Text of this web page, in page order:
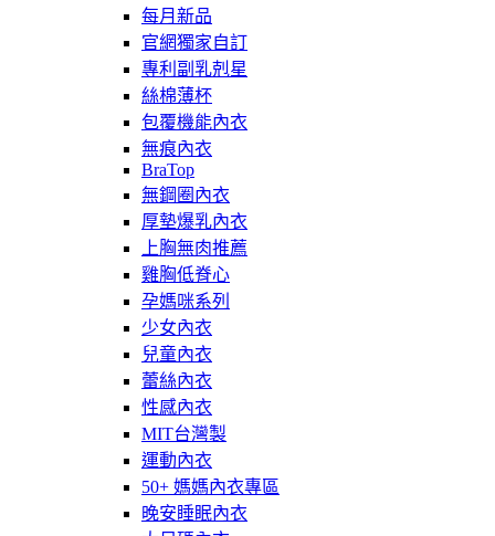
每月新品
官網獨家自訂
專利副乳剋星
絲棉薄杯
包覆機能內衣
無痕內衣
BraTop
無鋼圈內衣
厚墊爆乳內衣
上胸無肉推薦
雞胸低脊心
孕媽咪系列
少女內衣
兒童內衣
蕾絲內衣
性感內衣
MIT台灣製
運動內衣
50+ 媽媽內衣專區
晚安睡眠內衣